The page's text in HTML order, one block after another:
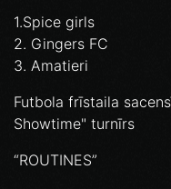
1.Spice girls
2. Gingers FC
3. Amatieri
Futbola frīstaila
Showtime" turnīrs
“ROUTINES”